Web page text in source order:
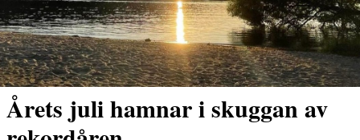
Årets juli hamnar i skuggan av